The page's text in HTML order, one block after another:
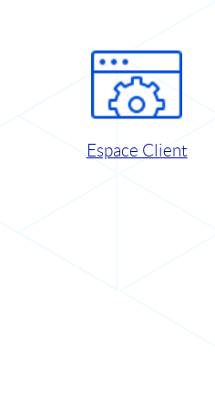
Espace Client